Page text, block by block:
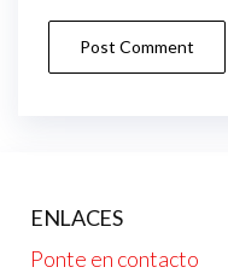
ENLACES
Ponte en contacto